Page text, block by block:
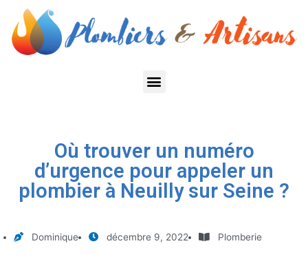
Où trouver un numéro
d’urgence pour appeler un
plombier à Neuilly sur Seine ?
Dominique décembre 9, 2022 Plomberie